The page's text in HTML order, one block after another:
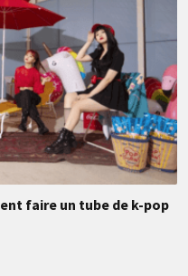
faire un tube de k-pop